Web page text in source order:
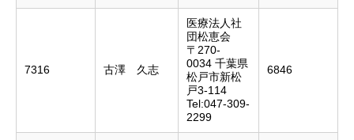
7316 古澤 久志
医療法人社
団松恵会
〒270-
0034 千葉県
松戸市新松
戸3-114
Tel:047-309-
2299
6846